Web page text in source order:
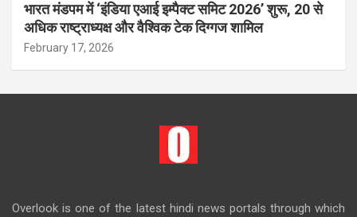
भारत मंडपम में ‘इंडिया एआई इम्पैक्ट समिट 2026’ शुरू, 20 से
अधिक राष्ट्राध्यक्ष और वैश्विक टेक दिग्गज शामिल
February 17, 2026
Overlook is one of the latest hindi news portals through which